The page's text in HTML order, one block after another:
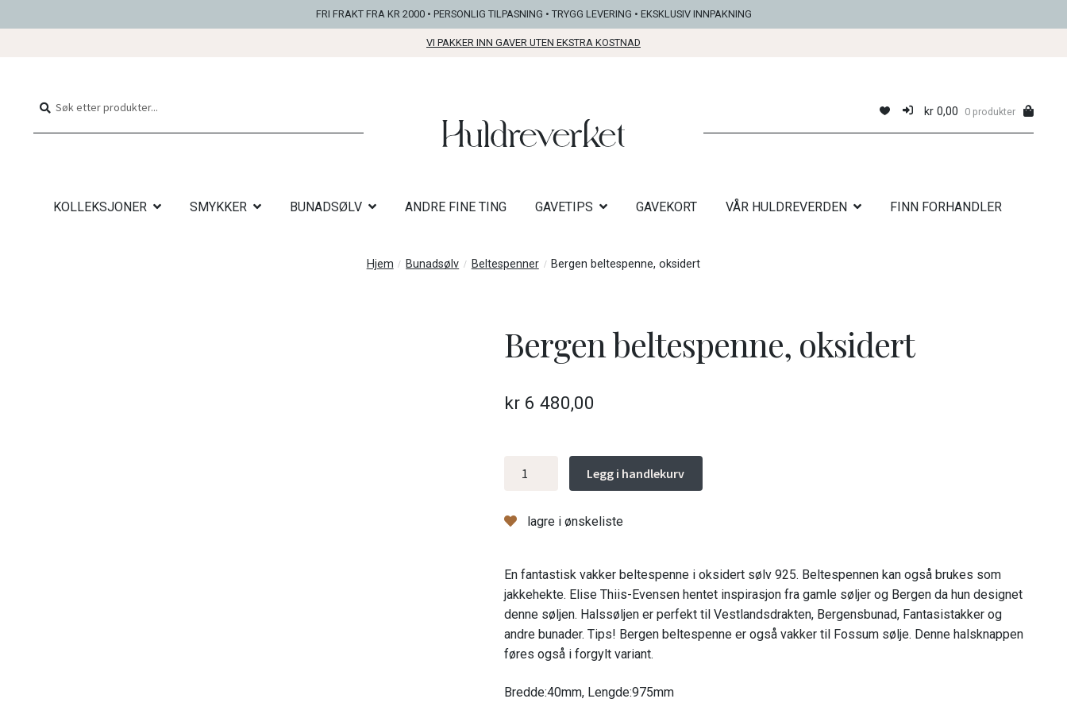
FRI FRAKT FRA KR 2000 • PERSONLIG TILPASNING • TRYGG LEVERING • EKSKLUSIV INNPAKNING
VI PAKKER INN GAVER UTEN EKSTRA KOSTNAD
navigasjon
Søk
Søk
kr0,00 0 produkter
KOLLEKSJONER SMYKKER BUNADSØLV ANDRE FINE TING GAVETIPS GAVEKORT VÅR HULDREVERDEN FINN FORHANDLER
Hjem Bunadsølv Beltespenner Bergen beltespenne, oksidert
Bergen beltespenne, oksidert
kr6 480,00
antall
Legg i handlekurv
lagre i ønskeliste
En fantastisk vakker beltespenne i oksidert sølv 925. Beltespennen kan også brukes som
jakkehekte. Elise Thiis-Evensen hentet inspirasjon fra gamle søljer og Bergen da hun designet
denne søljen. Halssøljen er perfekt til Vestlandsdrakten, Bergensbunad, Fantasistakker og
andre bunader. Tips! Bergen beltespenne er også vakker til Fossum sølje. Denne halsknappen
føres også i forgylt variant.
Bredde:40mm, Lengde:975mm